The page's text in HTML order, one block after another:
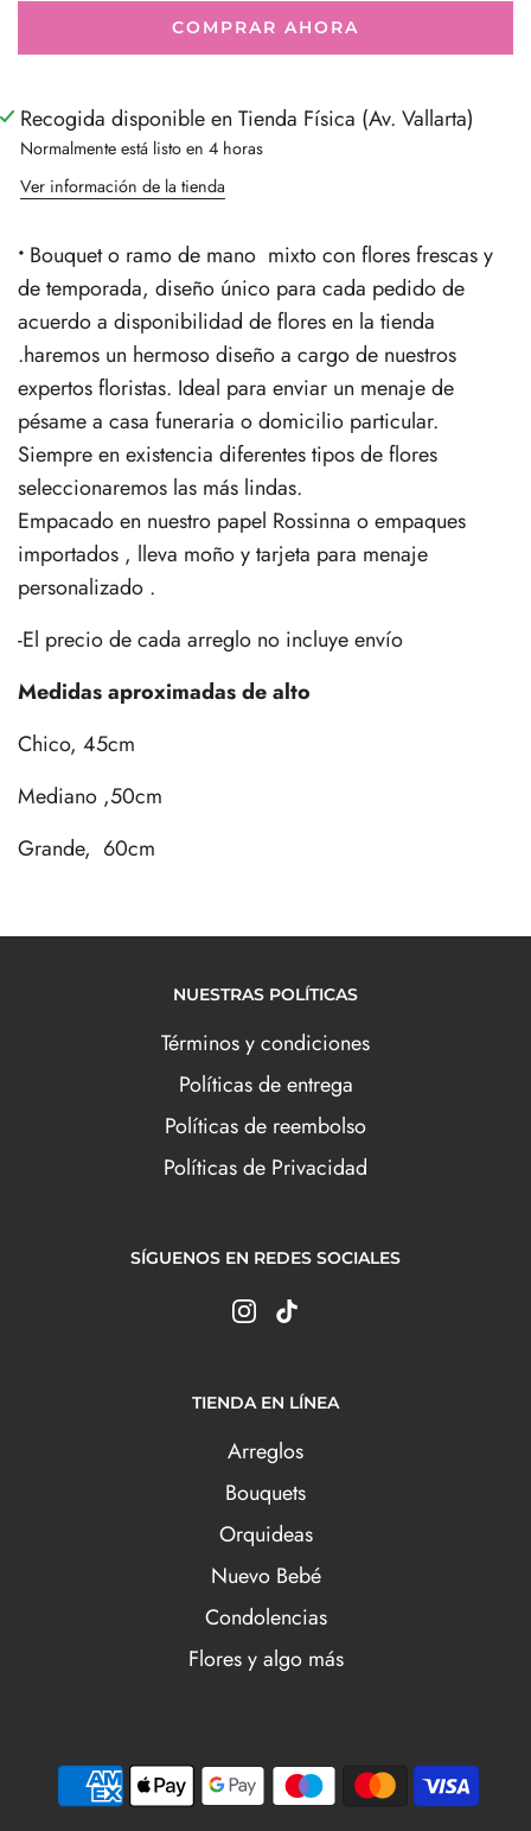
COMPRAR AHORA
Recogida disponible en Tienda Física (Av. Vallarta)
Normalmente está listo en 4 horas
Ver información de la tienda
• Bouquet o ramo de mano mixto con flores frescas y
de temporada, diseño único para cada pedido de
acuerdo a disponibilidad de flores en la tienda
.haremos un hermoso diseño a cargo de nuestros
expertos floristas. Ideal para enviar un menaje de
pésame a casa funeraria o domicilio particular.
Siempre en existencia diferentes tipos de flores
seleccionaremos las más lindas.
Empacado en nuestro papel Rossinna o empaques
importados , lleva moño y tarjeta para menaje
personalizado .
-El precio de cada arreglo no incluye envío
Medidas aproximadas de alto
Chico, 45cm
Mediano ,50cm
Grande, 60cm
NUESTRAS POLÍTICAS
Términos y condiciones
Políticas de entrega
Políticas de reembolso
Políticas de Privacidad
SÍGUENOS EN REDES SOCIALES
TIENDA EN LÍNEA
Arreglos
Bouquets
Orquideas
Nuevo Bebé
Condolencias
Flores y algo más